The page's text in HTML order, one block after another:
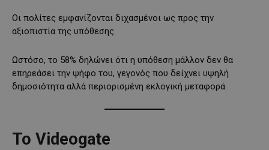
Οι πολίτες εμφανίζονται διχασμένοι ως προς την
αξιοπιστία της υπόθεσης.
Ωστόσο, το 58% δηλώνει ότι η υπόθεση μάλλον δεν θα
επηρεάσει την ψήφο του, γεγονός που δείχνει υψηλή
δημοσιότητα αλλά περιορισμένη εκλογική μεταφορά.
Το Videogate